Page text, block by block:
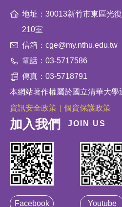
地址：30013新竹市東區光
210室
信箱：cge@my.nthu.edu.tw
電話：03-5717586
傳真：03-5718791
本網站著作權屬於國立清華大學
資訊安全政策
個資保護政策
加入我們 JOIN US
Facebook Youtube